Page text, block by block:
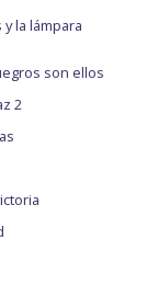
y la lámpara
son ellos
2